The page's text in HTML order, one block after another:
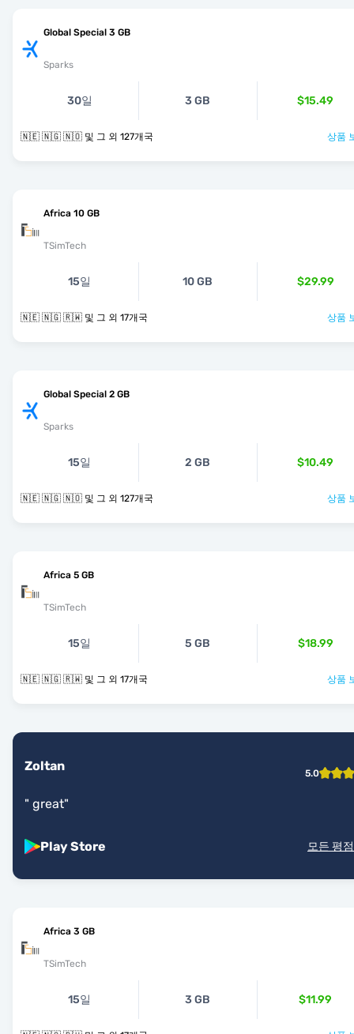
Global Special 3 GB
Sparks
30일 3 GB $15.49
🇳🇪 🇳🇬 🇳🇴 및 그 외 127개국 상품
Africa 10 GB
TSimTech
15일 10 GB $29.99
🇳🇪 🇳🇬 🇷🇼 및 그 외 17개국 상품
Global Special 2 GB
Sparks
15일 2 GB $10.49
🇳🇪 🇳🇬 🇳🇴 및 그 외 127개국 상품
Africa 5 GB
TSimTech
15일 5 GB $18.99
🇳🇪 🇳🇬 🇷🇼 및 그 외 17개국 상품
Zoltan 5.0
" great"
Play Store 모든 평
Africa 3 GB
TSimTech
15일 3 GB $11.99